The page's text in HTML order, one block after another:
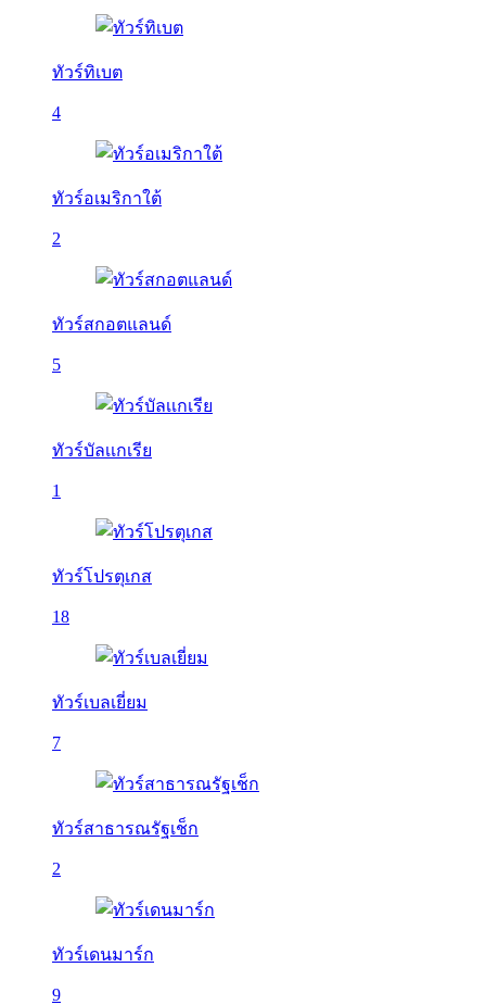
ทัวร์ทิเบต
4
ทัวร์อเมริกาใต้
2
ทัวร์สกอตแลนด์
5
ทัวร์บัลเเกเรีย
1
ทัวร์โปรตุเกส
18
ทัวร์เบลเยี่ยม
7
ทัวร์สาธารณรัฐเช็ก
2
ทัวร์เดนมาร์ก
9